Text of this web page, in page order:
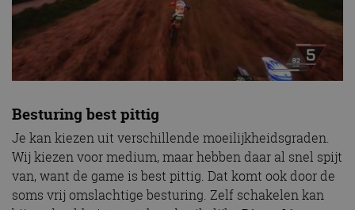
Besturing best pittig
Je kan kiezen uit verschillende moeilijkheidsgraden.
Wij kiezen voor medium, maar hebben daar al snel spijt
van, want de game is best pittig. Dat komt ook door de
soms vrij omslachtige besturing. Zelf schakelen kan